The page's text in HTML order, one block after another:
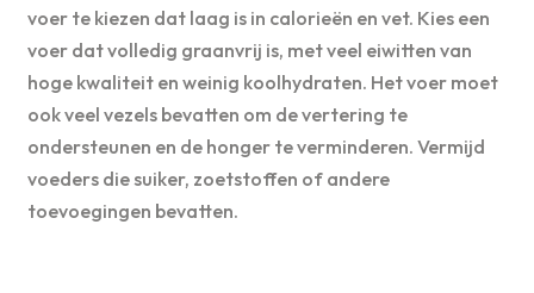
voer te kiezen dat laag is in calorieën en vet. Kies een
voer dat volledig graanvrij is, met veel eiwitten van
hoge kwaliteit en weinig koolhydraten. Het voer moet
ook veel vezels bevatten om de vertering te
ondersteunen en de honger te verminderen. Vermijd
voeders die suiker, zoetstoffen of andere
toevoegingen bevatten.